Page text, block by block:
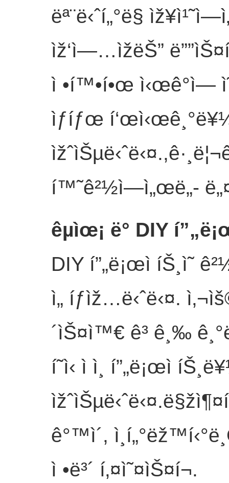
ëª¨ë‹ˆí„°ë§
ìž‘ì—…ìžëŠ”
ì •í™•í•œ ì‹œê°ì—
ìƒíƒœ
í™˜ê²½ì—ì„œë„-
êµìœ¡ ë° DIY
DIY í”„ë¡œì íŠ¸ì˜
ì„ íƒìž…ë‹ˆë‹¤.
´ìŠ¤ì™€ ê³ ê¸‰
í˜ì‹ ì ì¸ í”„ë¡œì
ê°™ì´,
ì •ë³´ í‚¤ì˜¤ìŠ¤í¬.